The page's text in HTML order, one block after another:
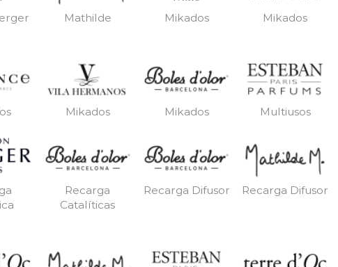
Mathilde Mikados Mikados
Mikados Mikados Multiusos
Recarga
Catalíticas
Recarga Difusor Recarga Difusor